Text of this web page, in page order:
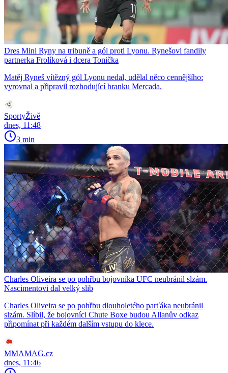
Dres Mini Ryny na tribuně a gól proti Lyonu. Rynešovi fandily
partnerka Frolíková i dcera Tonička
Matěj Ryneš vítězný gól Lyonu nedal, udělal něco cennějšího:
vyrovnal a připravil rozhodující branku Mercada.
SportyŽivě
dnes, 11:48
3 min
Charles Oliveira se po pohřbu bojovníka UFC neubránil slzám.
Nascimentovi dal velký slib
Charles Oliveira se po pohřbu dlouholetého parťáka neubránil
slzám. Slíbil, že bojovníci Chute Boxe budou Allanův odkaz
připomínat při každém dalším vstupu do klece.
MMAMAG.cz
dnes, 11:46